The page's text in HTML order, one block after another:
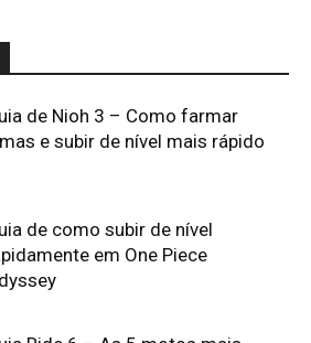
de Nioh 3 – Como farmar
e subir de nível mais rápido
de como subir de nível
em One Piece